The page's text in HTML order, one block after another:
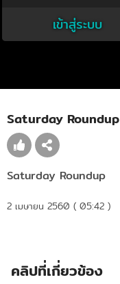
เข้าสู่ระบบ
Saturday Roundup
Saturday Roundup
2 เมษายน 2560 ( 05:42 )
คลิปที่เกี่ยวข้อง